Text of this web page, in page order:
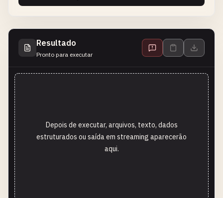
Resultado
Pronto para executar
Depois de executar, arquivos, texto, dados
estruturados ou saída em streaming aparecerão
aqui.